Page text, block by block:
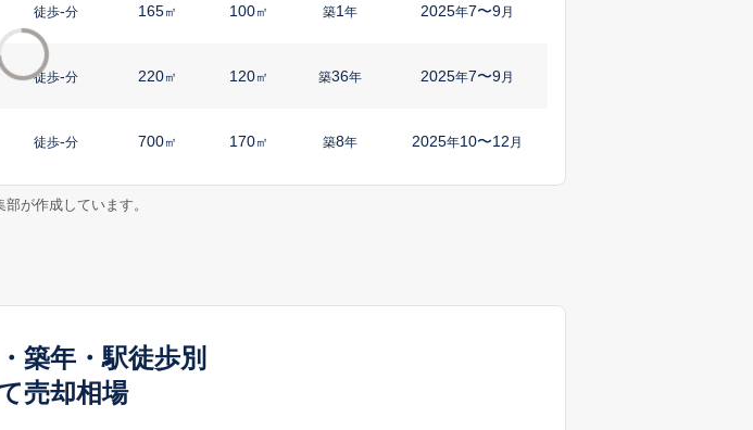
徒歩-分 165㎡ 100㎡ 築1 年 2025年7〜9月
徒歩-分 220㎡ 120㎡ 築36年 2025年7〜9月
徒歩-分 700㎡ 170㎡ 築8年 2025年10〜12 月
が作成しています。
築年・駅徒歩別
売却相場